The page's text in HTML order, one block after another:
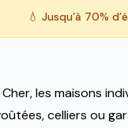
💧 Jusqu’à 70%
Cher, les maisons
celliers ou